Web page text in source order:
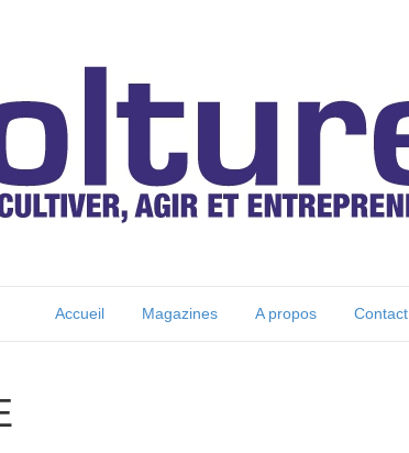
Accueil Magazines A propos Contact